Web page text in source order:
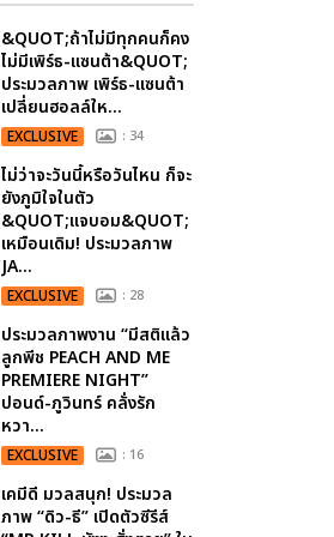
&QUOT;ถ้าไม่มีทุกคนก็คง
ไม่มีเพิร์ธ-แซนต้า&QUOT;
ประมวลภาพ เพิร์ธ-แซนต้า
เปลี่ยนฮอลล์ให...
EXCLUSIVE : 34
ไม่ว่าจะวันนี้หรือวันไหน ก็จะ
ยังภูมิใจในตัว
&QUOT;แจบอม&QUOT;
เหมือนเดิม! ประมวลภาพ
JA...
EXCLUSIVE : 28
ประมวลภาพงาน “มีสติแล้ว
ลูกพีช PEACH AND ME
PREMIERE NIGHT”
ปอนด์-ภูวินทร์ คลั่งรัก
หวา...
EXCLUSIVE : 16
เคมีดี มวลสนุก! ประมวล
ภาพ “ดิว-ธี” เปิดตัวซีรีส์